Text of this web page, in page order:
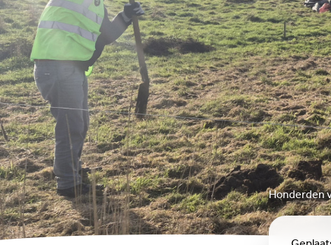
Honderden